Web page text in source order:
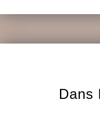
Dans